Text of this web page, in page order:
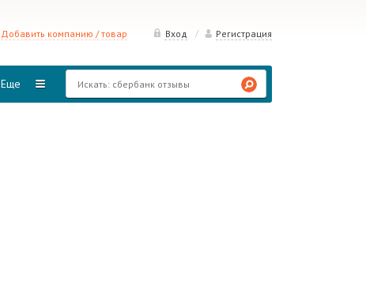
Добавить компанию / товар Вход / Регистрация
Еще